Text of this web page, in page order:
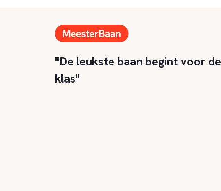
"De leukste baan begint voor de
klas"